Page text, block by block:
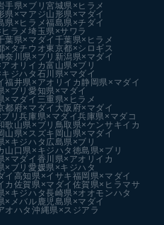
手県×ブリ宮城県×ヒラメ
県×マアジ山形県×マダイ
県×ヒラメ福島県×チダイ
ラメ埼玉県×サワラ
葉県×マダイ 千葉県×ヒラメ
×タチウオ東京都×シロギス
奈川県×ブリ 新潟県×マダイ
オリイカ富山県×ブリ
ジハタ 石川県×マダイ
福井県×アオリイカ 静岡県×マダイ
×ブリ愛知県×マダイ
×マダイ 三重県×ヒラメ
都府×マダイ 大阪府×マダイ
リ兵庫県×マダイ兵庫県×マダコ
歌山県×ブリ 鳥取県×ケンサキイカ
山県×スズキ 岡山県×マダイ
×キジハタ 広島県×ブリ
山口県×キジハタ 徳島県×ブリ
×マダイ 香川県×アオリイカ
×ブリ愛媛県×キジハタ
イ 高知県×イサキ福岡県×マダイ
カ 佐賀県×マダイ 佐賀県×ヒラマサ
×キジハタ長崎県×オオモンハタ
×メバル鹿児島県×マダイ
オハタ沖縄県×スジアラ